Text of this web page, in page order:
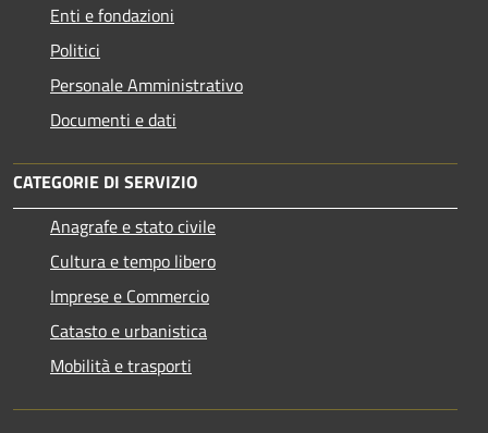
Enti e fondazioni
Politici
Personale Amministrativo
Documenti e dati
CATEGORIE DI SERVIZIO
Anagrafe e stato civile
Cultura e tempo libero
Imprese e Commercio
Catasto e urbanistica
Mobilità e trasporti